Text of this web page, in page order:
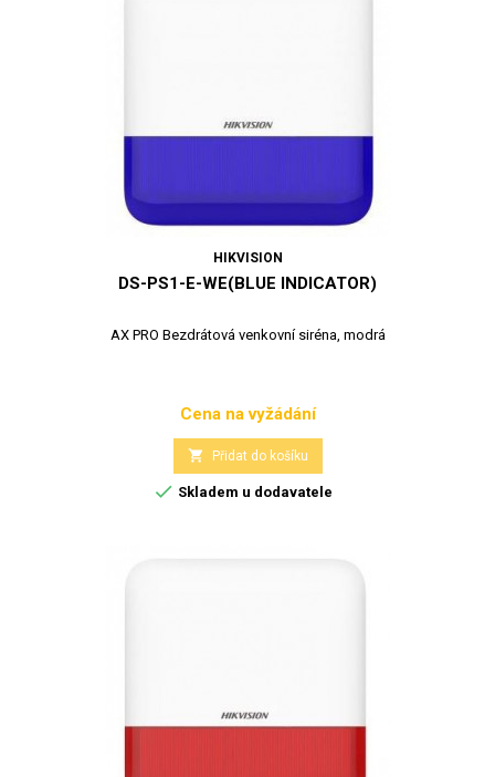
HIKVISION
DS-PS1-E-WE(BLUE INDICATOR)
AX PRO Bezdrátová venkovní siréna, modrá
Cena
Cena na vyžádání
 Přidat do košíku
 Skladem u dodavatele